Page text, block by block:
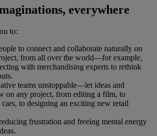
everywhere
to:
to connect and collaborate naturally on
from all over the world—for example,
with merchandising experts to rethink
teams unstoppable—let ideas and
on any project, from editing a film, to
to designing an exciting new retail
frustration and freeing mental energy